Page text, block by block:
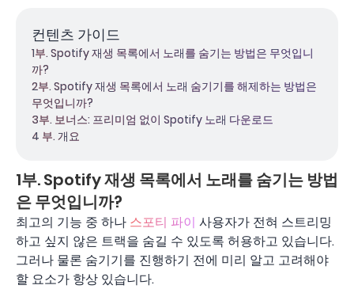
컨텐츠 가이드
1부. Spotify 재생 목록에서 노래를 숨기는 방법은 무엇입니
까?
2부. Spotify 재생 목록에서 노래 숨기기를 해제하는 방법은
무엇입니까?
3부. 보너스: 프리미엄 없이 Spotify 노래 다운로드
4 부. 개요
1부. Spotify 재생 목록에서 노래를 숨기는 방법
은 무엇입니까?
최고의 기능 중 하나 스포티 파이 사용자가 전혀 스트리밍
하고 싶지 않은 트랙을 숨길 수 있도록 허용하고 있습니다.
그러나 물론 숨기기를 진행하기 전에 미리 알고 고려해야
할 요소가 항상 있습니다.